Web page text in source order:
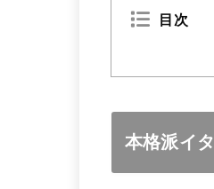
目次
本格派イ